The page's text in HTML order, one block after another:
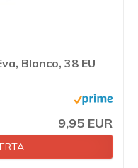
Blanco, 38 EU
9,95 EUR